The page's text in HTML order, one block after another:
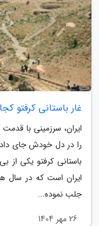
غار باستانی کرفتو
ایران، سرزمینی با
را در دل خودش جای
باستانی کرفتو یکی از
ایران است که در سال
جلب نموده...
26 مهر 1404